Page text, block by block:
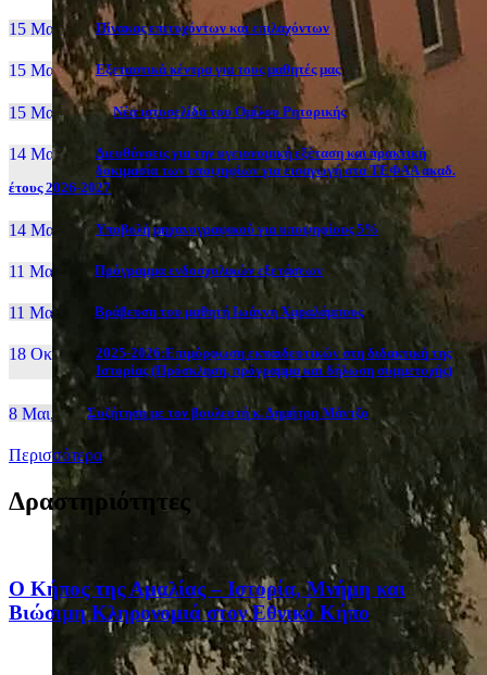
15 Μαι, 26 Πίνακας επιτυχόντων και επιλαχόντων
15 Μαι, 26 Εξεταστικά κέντρα για τους μαθητές μας
15 Μαι, 2026 Νέα ιστοσελίδα του Ομίλου Ρητορικής
14 Μαι, 26
Διευθύνσεις για την υγειονομική εξέταση και πρακτική
δοκιμασία των υποψηφίων για εισαγωγή στα ΤΕΦΑΑ ακαδ.
έτους 2026-2027
14 Μαι, 26 Yποβολή μηχανογραφικού για υποψηφίους 5%
11 Μαι, 26 Πρόγραμμα ενδοσχολικών εξετάσεων
11 Μαι, 26 Βράβευση του μαθητή Ιωάννη Χαραλάμπους
18 Οκτ, 25
2025-2026:Επιμόρφωση εκπαιδευτικών στη διδακτική της
Ιστορίας (Πρόσκληση, πρόγραμμα και δήλωση συμμετοχής)
8 Μαι, 26 Συζήτηση με τον βουλευτή κ. Δημήτρη Μάντζο
Περισσότερα
Δραστηριότητες
Ο Κήπος της Αμαλίας – Ιστορία, Μνήμη και
Βιώσιμη Κληρονομιά στον Εθνικό Κήπο